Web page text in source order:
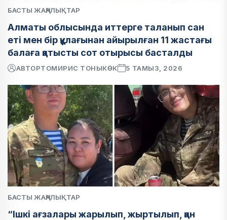
БАСТЫ ЖАҢАЛЫҚТАР
Алматы облысында иттерге таланып сан
еті мен бір құлағынан айырылған 11 жастағы
балаға қатысты сот отырысы басталды
АВТОРТОМИРИС ТОНЫКӨК 5 ТАМЫЗ, 2026
БАСТЫ ЖАҢАЛЫҚТАР
“Ішкі ағзалары жарылып, жыртылып, қан